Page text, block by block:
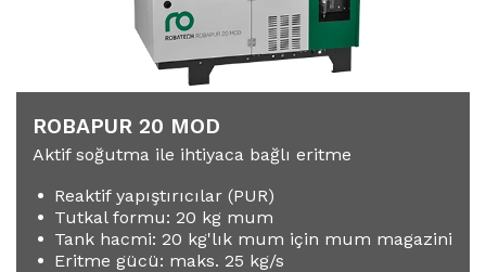
ROBAPUR 20 MOD
Aktif soğutma ile ihtiyaca bağlı eritme
Reaktif yapıştırıcılar (PUR)
Tutkal formu: 20 kg mum
Tank hacmi: 20 kg'lık mum için mum magazini
Eritme gücü: maks. 25 kg/s